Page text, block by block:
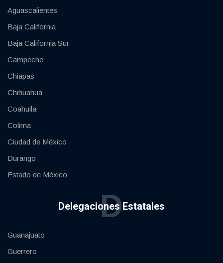
Aguascalientes
Baja California
Baja California Sur
Campeche
Chiapas
Chihuahua
Coahuila
Colima
Ciudad de México
Durango
Estado de México
Delegaciones Estatales
D
Guanajuato
Guerrero